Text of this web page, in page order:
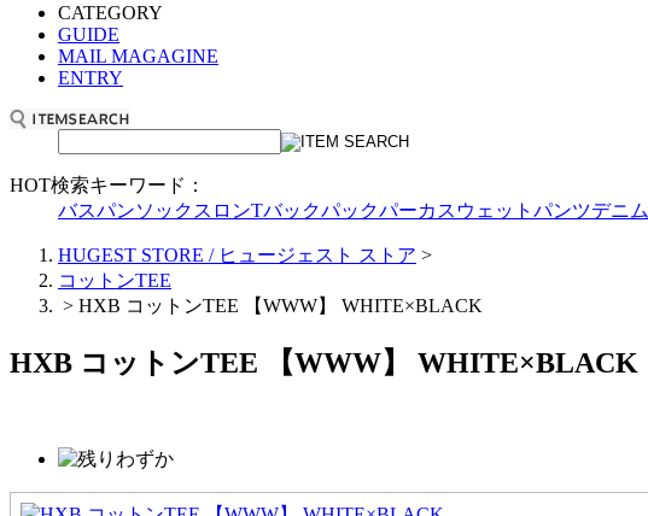
CATEGORY
GUIDE
MAIL MAGAGINE
ENTRY
HOT検索キーワード：
バスパンソックス ロンTバックパックパーカ スウェットパンツデニム
HUGEST STORE / ヒュージェスト ストア >
コットンTEE
> HXB コットンTEE 【WWW】 WHITE×BLACK
HXB コットンTEE 【WWW】 WHITE×BLACK